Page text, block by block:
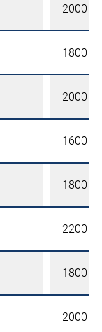
2000
1800
2000
1600
1800
2200
1800
2000